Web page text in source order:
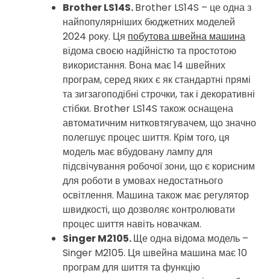
Brother LS14S.Brother LS14S – це одна з
найпопулярніших бюджетних моделей
2024 року. Ця побутова швейна машина
відома своєю надійністю та простотою
використання. Вона має 14 швейних
програм, серед яких є як стандартні прямі
та зигзагоподібні строчки, так і декоративні
стібки. Brother LS14S також оснащена
автоматичним нитковтягувачем, що значно
полегшує процес шиття. Крім того, ця
модель має вбудовану лампу для
підсвічування робочої зони, що є корисним
для роботи в умовах недостатнього
освітлення. Машина також має регулятор
швидкості, що дозволяє контролювати
процес шиття навіть новачкам.
Singer M2105.Ще одна відома модель –
Singer M2105. Ця швейна машина має 10
програм для шиття та функцію